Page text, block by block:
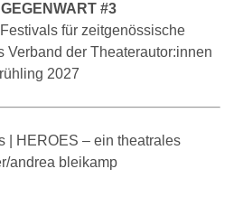
#3
für zeitgenössische
Verband der Theaterautor:innen
2027
| HEROES – ein theatrales
andrea bleikamp